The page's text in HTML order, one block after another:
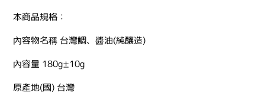
本商品規格：
內容物名稱 台灣鯛、醬油(純釀造)
內容量 180g±10g
原產地(國) 台灣